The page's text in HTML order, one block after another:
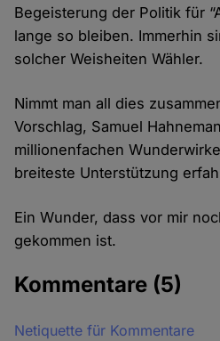
Begeisterung der Politik für
lange so bleiben. Immerhin
solcher Weisheiten Wähler.
Nimmt man all dies
Vorschlag, Samuel
millionenfachen
breiteste Unterstützung
Ein Wunder, dass vor mir
gekommen ist.
Kommentare (5)
Netiquette für Kommentare